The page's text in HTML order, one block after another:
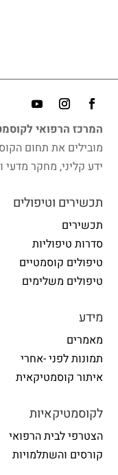
המרכז הרפואי
ידע קליני, מחקר
תכשירים וטיפולים
תכשירים
סדרות טיפוליות
טיפולים קוסמטיים
טיפולים משלימים
מידע
מאמרים
תמונות לפני -אחרי
איתור קוסמטיקאית
לקוסמטיקאיות
הצטרפי לבית הרפואי
קורסים והשתלמויות